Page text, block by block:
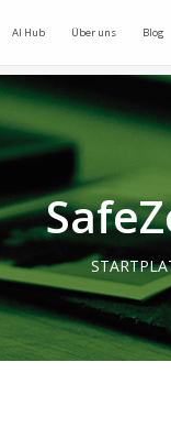
AI Hub Über uns Blog